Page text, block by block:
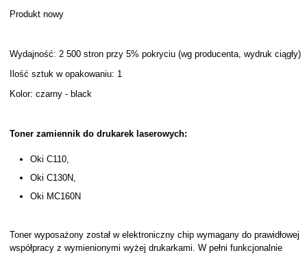
Produkt nowy
Wydajność: 2 500 stron przy 5% pokryciu (wg producenta, wydruk ciągły)
Ilość sztuk w opakowaniu: 1
Kolor: czarny - black
Toner zamiennik do drukarek laserowych:
Oki C110,
Oki C130N,
Oki MC160N
Toner wyposażony został w elektroniczny chip wymagany do prawidłowej
współpracy z wymienionymi wyżej drukarkami. W pełni funkcjonalnie